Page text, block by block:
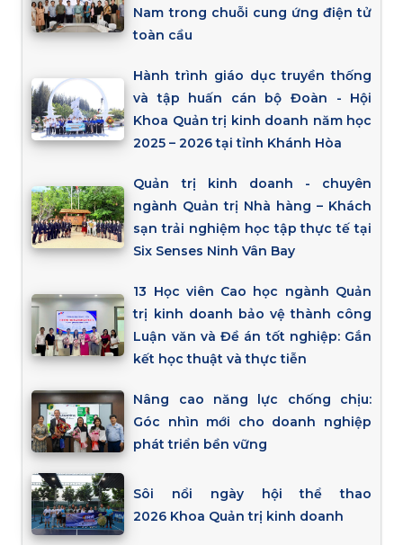
Nam trong chuỗi cung ứng điện tử
toàn cầu
Hành trình giáo dục truyền thống
và tập huấn cán bộ Đoàn - Hội
Khoa Quản trị kinh doanh năm học
2025 – 2026 tại tỉnh Khánh Hòa
Quản trị kinh doanh - chuyên
ngành Quản trị Nhà hàng – Khách
sạn trải nghiệm học tập thực tế tại
Six Senses Ninh Vân Bay
13 Học viên Cao học ngành Quản
trị kinh doanh bảo vệ thành công
Luận văn và Đề án tốt nghiệp: Gắn
kết học thuật và thực tiễn
Nâng cao năng lực chống chịu:
Góc nhìn mới cho doanh nghiệp
phát triển bền vững
Sôi nổi ngày hội thể thao
2026 Khoa Quản trị kinh doanh